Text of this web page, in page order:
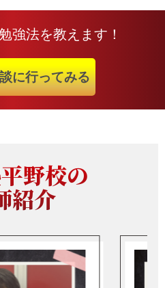
強法を教えます！
に行ってみる
野校の
紹介